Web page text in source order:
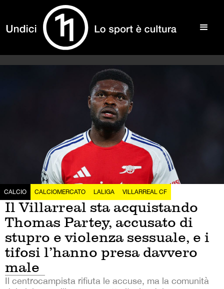
CALCIO CALCIOMERCATO LALIGA VILLARREAL CF
Il Villarreal sta acquistando
Thomas Partey, accusato di
stupro e violenza sessuale, e i
tifosi l’hanno presa davvero
male
Il centrocampista rifiuta le accuse, ma la comunità